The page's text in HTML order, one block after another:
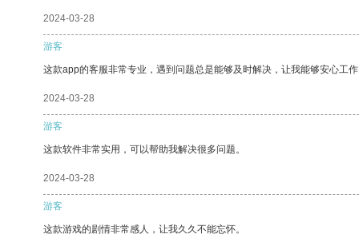
2024-03-28
游客
这款app的客服非常专业，遇到问题总是能够及时解决，让我能够安心工
2024-03-28
游客
这款软件非常实用，可以帮助我解决很多问题。
2024-03-28
游客
这款游戏的剧情非常感人，让我久久不能忘怀。